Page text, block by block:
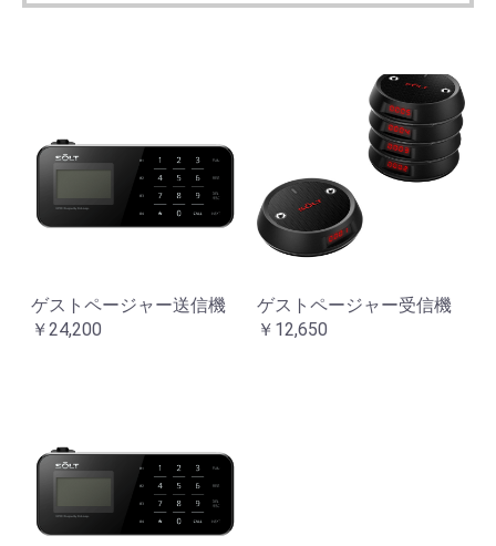
ゲストページャー送信機
￥24,200
ゲストページャー受信機
￥12,650